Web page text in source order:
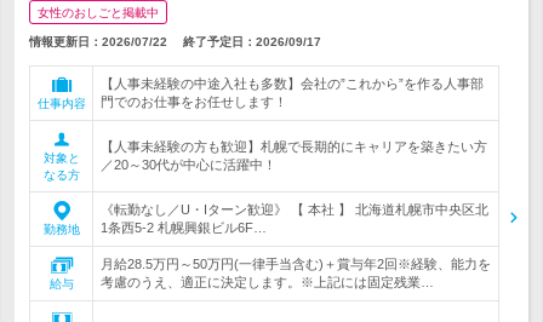
女性のおしごと掲載中
情報更新日：2026/07/22 終了予定日： 2026/09/17
仕事内容
【人事未経験の中途入社も多数】会社の”これから”を作る人事部
門でのお仕事をお任せします！
対象と
なる方
【人事未経験の方も歓迎】札幌で長期的にキャリアを築きたい方
／20～30代が中心に活躍中！
勤務地
《転勤なし／U・Iターン歓迎》 【 本社 】 北海道札幌市中央区北
1条西5-2 札幌興銀ビル6F…
給与
月給28.5万円～50万円(一律手当含む)＋賞与年2回※経験、能力を
考慮のうえ、適正に決定します。※上記には固定残業…